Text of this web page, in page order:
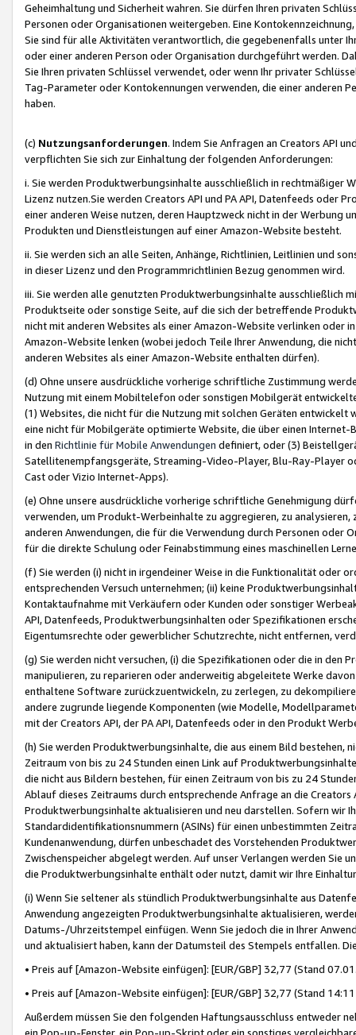
Geheimhaltung und Sicherheit wahren. Sie dürfen Ihren privaten
Personen oder Organisationen weitergeben. Eine
Sie sind für alle Aktivitäten verantwortlich, die gegebenenfalls unter
oder einer anderen Person oder Organisation durchgeführt werden.
Sie Ihren privaten Schlüssel verwendet, oder wenn Ihr privater
Tag-Parameter oder Kontokennungen verwenden, die einer anderen
haben.
(c) Nutzungsanforderungen. Indem Sie Anfragen an Creators API
verpflichten Sie sich zur Einhaltung der folgenden Anforderungen:
i. Sie werden Produktwerbungsinhalte ausschließlich in rechtmäßiger
Lizenz nutzen.Sie werden Creators API und PA API, Datenfeeds oder
einer anderen Weise nutzen, deren Hauptzweck nicht in der Werbung
Produkten und Dienstleistungen auf einer Amazon-Website besteht.
ii. Sie werden sich an alle Seiten, Anhänge, Richtlinien, Leitlinien und
in dieser Lizenz und den Programmrichtlinien Bezug genommen wird.
iii. Sie werden alle genutzten Produktwerbungsinhalte ausschließlich
Produktseite oder sonstige Seite, auf die sich der betreffende
nicht mit anderen Websites als einer Amazon-Website verlinken oder
Amazon-Website lenken (wobei jedoch Teile Ihrer Anwendung, die
anderen Websites als einer Amazon-Website enthalten dürfen).
(d) Ohne unsere ausdrückliche vorherige schriftliche Zustimmung
Nutzung mit einem Mobiltelefon oder sonstigen Mobilgerät
(1) Websites, die nicht für die Nutzung mit solchen Geräten
eine nicht für Mobilgeräte optimierte Website, die über einen
in den Richtlinie für Mobile Anwendungen definiert, oder (3)
Satellitenempfangsgeräte, Streaming-Video-Player, Blu-Ray-Player
Cast oder Vizio Internet-Apps).
(e) Ohne unsere ausdrückliche vorherige schriftliche Genehmigung
verwenden, um Produkt-Werbeinhalte zu aggregieren, zu
anderen Anwendungen, die für die Verwendung durch Personen
für die direkte Schulung oder Feinabstimmung eines maschinellen
(f) Sie werden (i) nicht in irgendeiner Weise in die Funktionalität oder
entsprechenden Versuch unternehmen; (ii) keine
Kontaktaufnahme mit Verkäufern oder Kunden oder sonstiger
API, Datenfeeds, Produktwerbungsinhalten oder Spezifikationen
Eigentumsrechte oder gewerblicher Schutzrechte, nicht entfernen,
(g) Sie werden nicht versuchen, (i) die Spezifikationen oder die in
manipulieren, zu reparieren oder anderweitig abgeleitete Werke
enthaltene Software zurückzuentwickeln, zu zerlegen, zu
andere zugrunde liegende Komponenten (wie Modelle,
mit der Creators API, der PA API, Datenfeeds oder in den Produkt
(h) Sie werden Produktwerbungsinhalte, die aus einem Bild bestehen,
Zeitraum von bis zu 24 Stunden einen Link auf
die nicht aus Bildern bestehen, für einen Zeitraum von bis zu 24
Ablauf dieses Zeitraums durch entsprechende Anfrage an die
Produktwerbungsinhalte aktualisieren und neu darstellen. Sofern wir
Standardidentifikationsnummern (ASINs) für einen unbestimmten
Kundenanwendung, dürfen unbeschadet des Vorstehenden
Zwischenspeicher abgelegt werden. Auf unser Verlangen werden Sie
die Produktwerbungsinhalte enthält oder nutzt, damit wir Ihre
(i) Wenn Sie seltener als stündlich Produktwerbungsinhalte aus
Anwendung angezeigten Produktwerbungsinhalte aktualisieren,
Datums-/Uhrzeitstempel einfügen. Wenn Sie jedoch die in Ihrer
und aktualisiert haben, kann der Datumsteil des Stempels entfallen.
• Preis auf [Amazon-Website einfügen]: [EUR/GBP] 32,77 (Stand
• Preis auf [Amazon-Website einfügen]: [EUR/GBP] 32,77 (Stand
Außerdem müssen Sie den folgenden Haftungsausschluss entweder
ein Pop-up-Fenster, ein Pop-up-Skript oder ein sonstiges